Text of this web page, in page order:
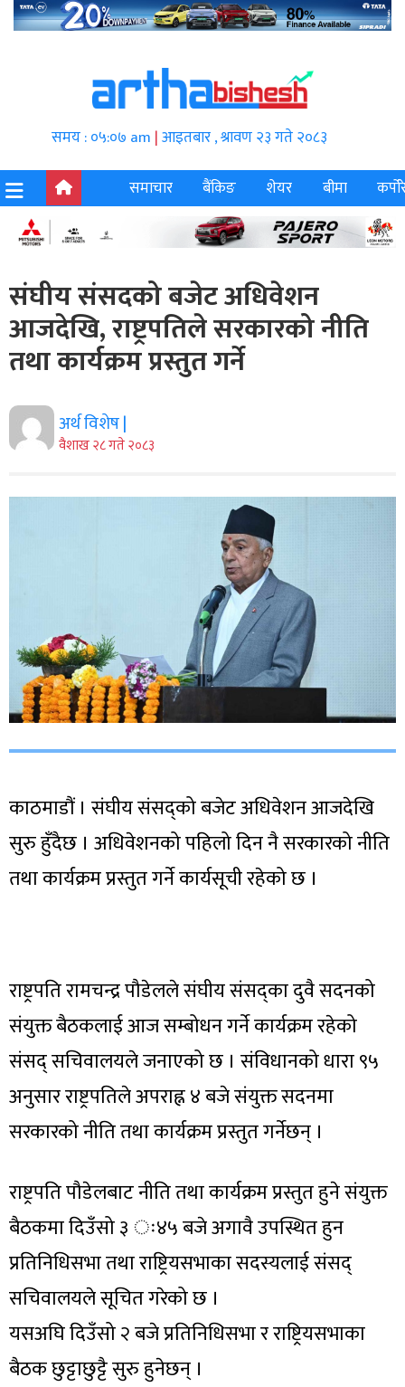
समय : ०५:०७ am |आइतबार , श्रावण २३ गते २०८३
समाचार
बैंकिङ शेयर बीमा
संघीय संसदको बजेट अधिवेशन
आजदेखि, राष्ट्रपतिले सरकारको नीति
तथा कार्यक्रम प्रस्तुत गर्ने
अर्थ विशेष |
वैशाख २८ गते २०८३
काठमाडौं । संघीय संसद्को बजेट अधिवेशन आजदेखि
सुरु हुँदैछ । अधिवेशनको पहिलो दिन नै सरकारको नीति
तथा कार्यक्रम प्रस्तुत गर्ने कार्यसूची रहेको छ ।
राष्ट्रपति रामचन्द्र पौडेलले संघीय संसद्का दुवै सदनको
संयुक्त बैठकलाई आज सम्बोधन गर्ने कार्यक्रम रहेको
संसद् सचिवालयले जनाएको छ । संविधानको धारा ९५
अनुसार राष्ट्रपतिले अपराह्न ४ बजे संयुक्त सदनमा
सरकारको नीति तथा कार्यक्रम प्रस्तुत गर्नेछन् ।
राष्ट्रपति पौडेलबाट नीति तथा कार्यक्रम प्रस्तुत हुने संयुक्त
बैठकमा दिउँसो ३ ः४५ बजे अगावै उपस्थित हुन
प्रतिनिधिसभा तथा राष्ट्रियसभाका सदस्यलाई संसद्
सचिवालयले सूचित गरेको छ ।
यसअघि दिउँसो २ बजे प्रतिनिधिसभा र राष्ट्रियसभाका
बैठक छुट्टाछुट्टै सुरु हुनेछन् ।